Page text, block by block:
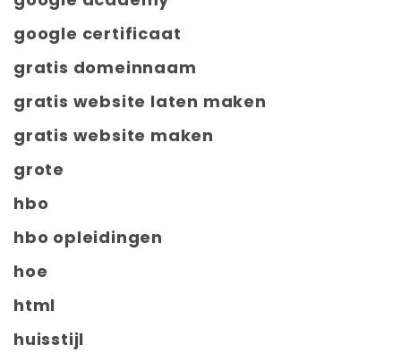
google certificaat
gratis domeinnaam
gratis website laten maken
gratis website maken
grote
hbo
hbo opleidingen
hoe
html
huisstijl